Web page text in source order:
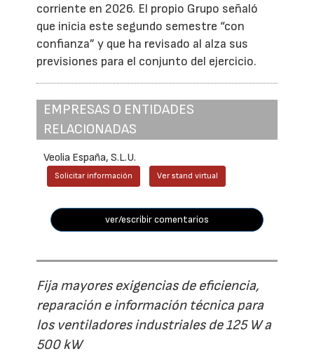
corriente en 2026. El propio Grupo señaló
que inicia este segundo semestre “con
confianza” y que ha revisado al alza sus
previsiones para el conjunto del ejercicio.
EMPRESAS O ENTIDADES
RELACIONADAS
Veolia España, S.L.U.
Solicitar información Ver stand virtual
ver/escribir comentarios
Fija mayores exigencias de eficiencia,
reparación e información técnica para
los ventiladores industriales de 125 W a
500 kW